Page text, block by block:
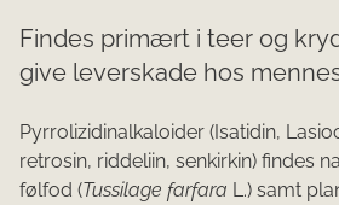
Findes primært i teer og
give leverskade hos
Pyrrolizidinalkaloider (Isatidin,
retrosin, riddeliin, senkirkin) findes
følfod (Tussilage farfara L.) samt